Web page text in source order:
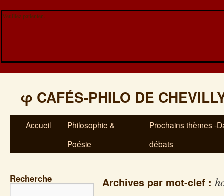
Veuillez patienter...
φ CAFÉS-PHILO DE
Accueil
Philosophie &
Poésie
Prochains thèmes -
débats
Recherche Archives par mot-clef :